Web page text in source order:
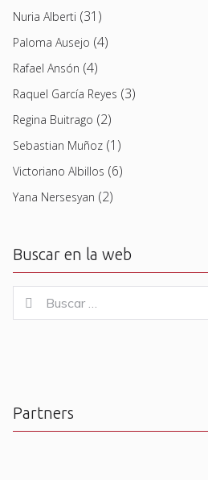
Nuria Alberti (31)
Paloma Ausejo (4)
Rafael Ansón (4)
Raquel García Reyes (3)
Regina Buitrago (2)
Sebastian Muñoz (1)
Victoriano Albillos (6)
Yana Nersesyan (2)
Buscar en la web
for:
Buscar
Partners